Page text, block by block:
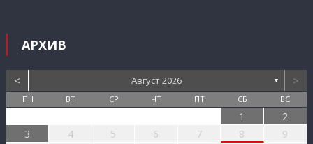
АРХИВ
< Август 2026 ▼ >
ПН ВТ СР ЧТ ПТ СБ ВС
1
2
3
4 5 6 7 8
9